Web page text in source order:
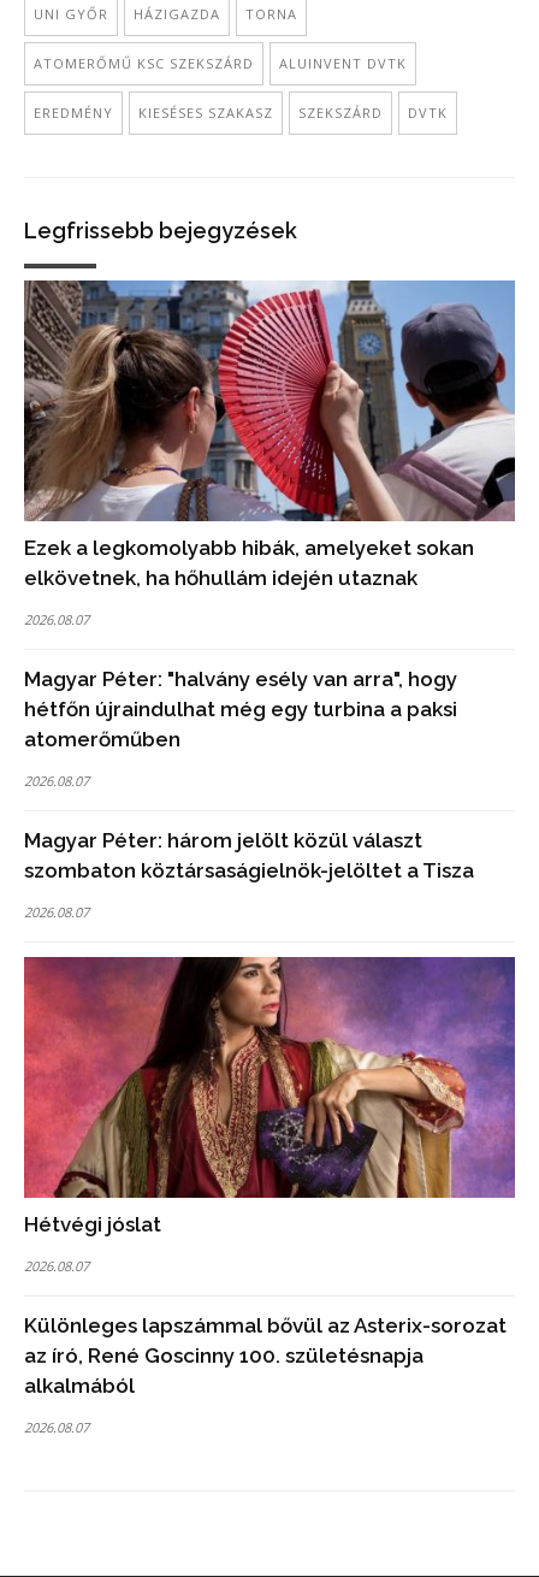
UNI GYŐR HÁZIGAZDA TORNA
ATOMERŐMŰ KSC SZEKSZÁRD ALUINVENT DVTK
EREDMÉNY KIESÉSES SZAKASZ SZEKSZÁRD DVTK
Legfrissebb bejegyzések
Ezek a legkomolyabb hibák, amelyeket sokan
elkövetnek, ha hőhullám idején utaznak
2026.08.07
Magyar Péter: "halvány esély van arra", hogy
hétfőn újraindulhat még egy turbina a paksi
atomerőműben
2026.08.07
Magyar Péter: három jelölt közül választ
szombaton köztársaságielnök-jelöltet a Tisza
2026.08.07
Hétvégi jóslat
2026.08.07
Különleges lapszámmal bővül az Asterix-sorozat
az író, René Goscinny 100. születésnapja
alkalmából
2026.08.07